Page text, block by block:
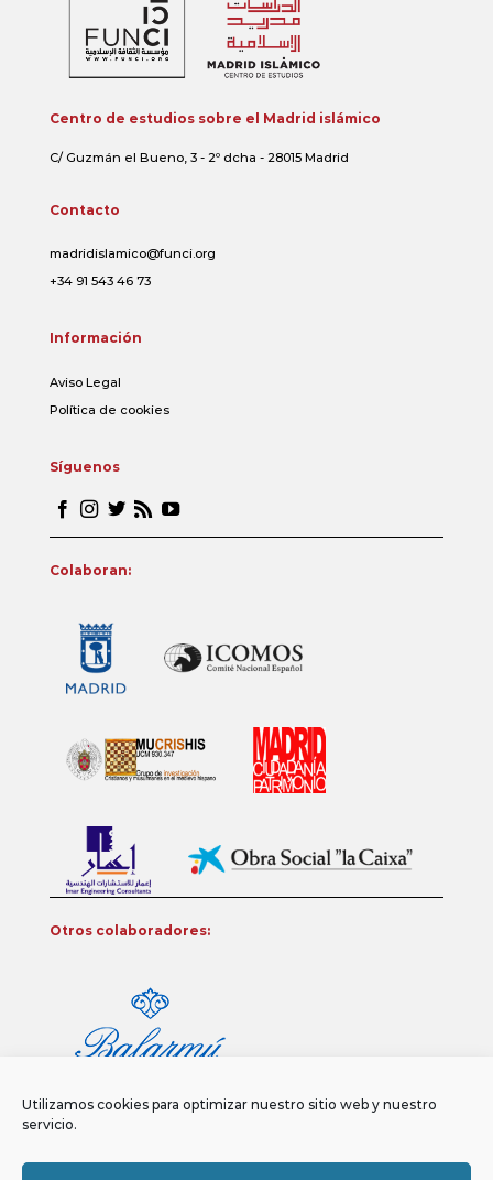
Utilizamos cookies para optimizar nuestro sitio web y nuestro
servicio.
Centro de estudios sobre el Madrid islámico
C/ Guzmán el Bueno, 3 - 2º dcha - 28015 Madrid
Contacto
madridislamico@funci.org
+34 91 543 46 73
Información
Aviso Legal
Política de cookies
Síguenos
Colaboran:
Otros colaboradores: